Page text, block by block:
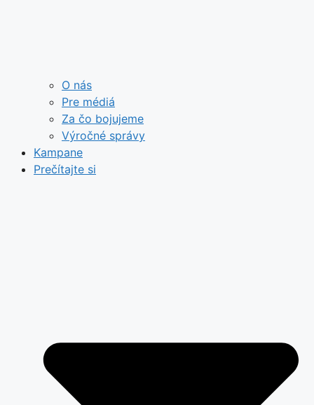
O nás
Pre médiá
Za čo bojujeme
Výročné správy
Kampane
Prečítajte si